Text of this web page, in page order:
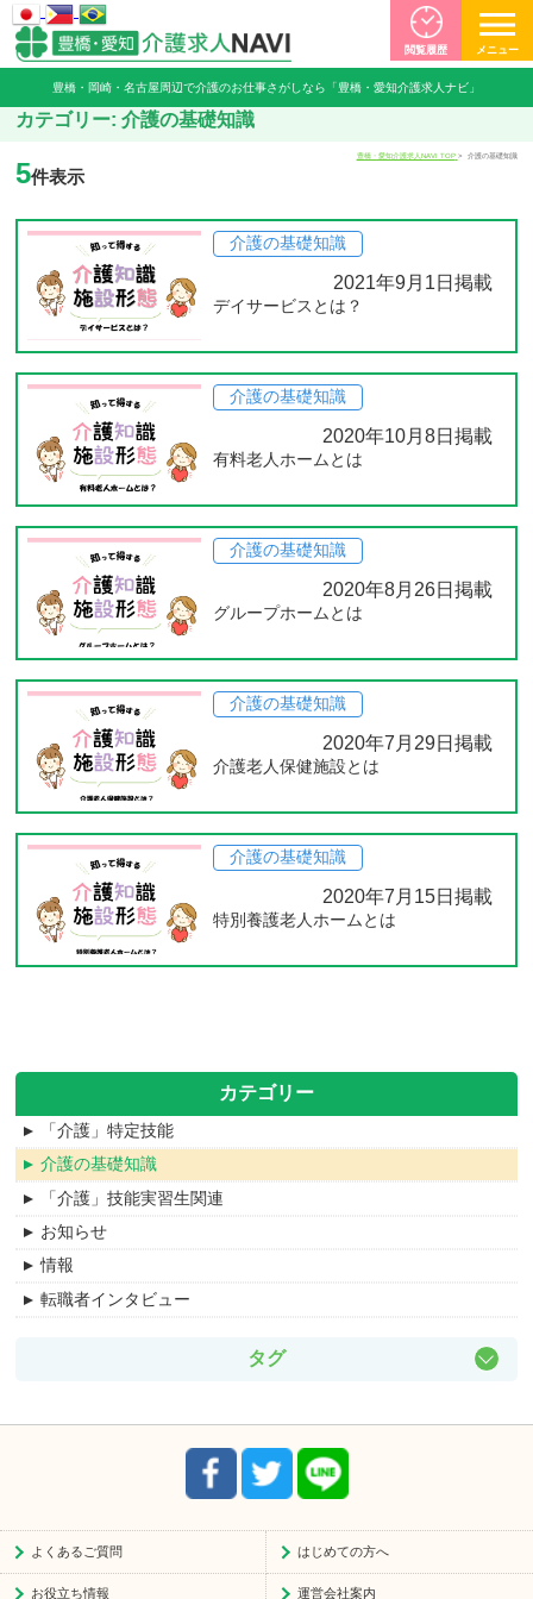
豊橋・岡崎・名古屋周辺で介護のお仕事さがしなら「豊橋・愛知介護求人ナビ」
閲覧履歴 メニュー
カテゴリー:介護の基礎知識
豊橋・愛知介護求人NAVI TOP 介護の基礎知識
5件表示
介護の基礎知識
2021年9月1日掲載
デイサービスとは？
介護の基礎知識
2020年10月8日掲載
有料老人ホームとは
介護の基礎知識
2020年8月26日掲載
グループホームとは
介護の基礎知識
2020年7月29日掲載
介護老人保健施設とは
介護の基礎知識
2020年7月15日掲載
特別養護老人ホームとは
カテゴリー
「介護」特定技能
介護の基礎知識
「介護」技能実習生関連
お知らせ
情報
転職者インタビュー
タグ
主任ケアマネ
地域包括支援センター
資格者に準ずる者
処遇改善
よくあるご質問 はじめての方へ
お役立ち情報 運営会社案内